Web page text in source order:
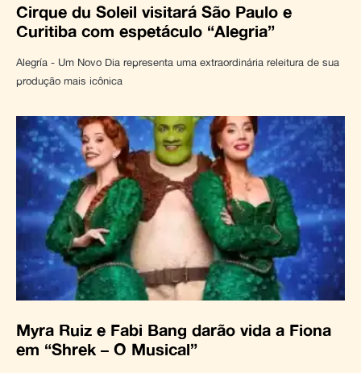
Cirque du Soleil visitará São Paulo e
Curitiba com espetáculo “Alegria”
Alegría - Um Novo Dia representa uma extraordinária releitura de sua
produção mais icônica
Myra Ruiz e Fabi Bang darão vida a Fiona
em “Shrek – O Musical”